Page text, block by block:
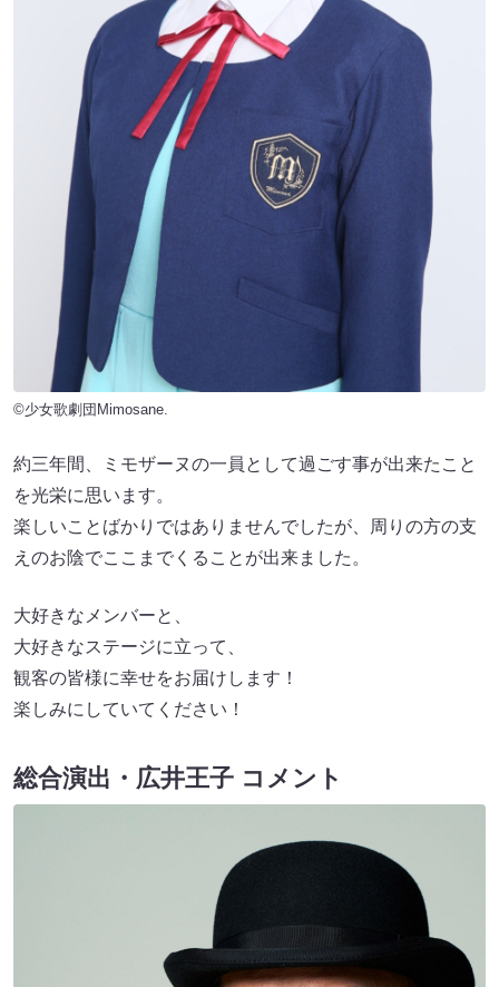
©少女歌劇団Mimosane.
約三年間、ミモザーヌの一員として過ごす事が出来たこと
を光栄に思います。
楽しいことばかりではありませんでしたが、周りの方の支
えのお陰でここまでくることが出来ました。
大好きなメンバーと、
大好きなステージに立って、
観客の皆様に幸せをお届けします！
楽しみにしていてください！
総合演出・広井王子 コメント